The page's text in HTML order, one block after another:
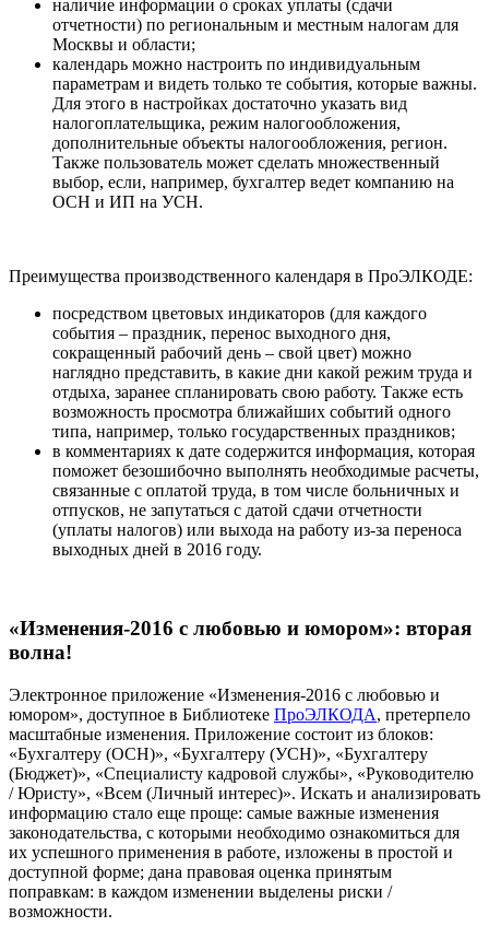
наличие информации о сроках уплаты (сдачи
отчетности) по региональным и местным налогам для
Москвы и области;
календарь можно настроить по индивидуальным
параметрам и видеть только те события, которые важны.
Для этого в настройках достаточно указать вид
налогоплательщика, режим налогообложения,
дополнительные объекты налогообложения, регион.
Также пользователь может сделать множественный
выбор, если, например, бухгалтер ведет компанию на
ОСН и ИП на УСН.
Преимущества производственного календаря в ПроЭЛКОДЕ:
посредством цветовых индикаторов (для каждого
события – праздник, перенос выходного дня,
сокращенный рабочий день – свой цвет) можно
наглядно представить, в какие дни какой режим труда и
отдыха, заранее спланировать свою работу. Также есть
возможность просмотра ближайших событий одного
типа, например, только государственных праздников;
в комментариях к дате содержится информация, которая
поможет безошибочно выполнять необходимые расчеты,
связанные с оплатой труда, в том числе больничных и
отпусков, не запутаться с датой сдачи отчетности
(уплаты налогов) или выхода на работу из-за переноса
выходных дней в 2016 году.
«Изменения-2016 с любовью и юмором»: вторая
волна!
Электронное приложение «Изменения-2016 с любовью и
юмором», доступное в Библиотеке ПроЭЛКОДА, претерпело
масштабные изменения. Приложение состоит из блоков:
«Бухгалтеру (ОСН)», «Бухгалтеру (УСН)», «Бухгалтеру
(Бюджет)», «Специалисту кадровой службы», «Руководителю
/ Юристу», «Всем (Личный интерес)». Искать и анализировать
информацию стало еще проще: самые важные изменения
законодательства, с которыми необходимо ознакомиться для
их успешного применения в работе, изложены в простой и
доступной форме; дана правовая оценка принятым
поправкам: в каждом изменении выделены риски /
возможности.